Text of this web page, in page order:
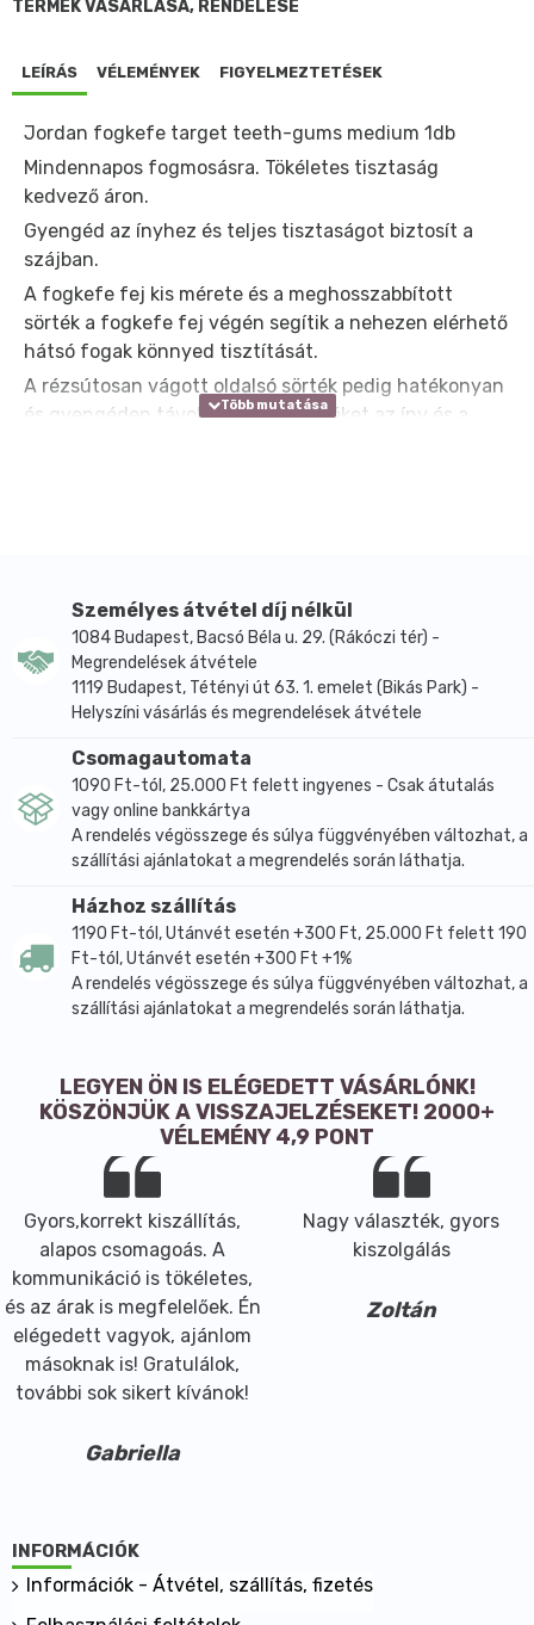
TERMÉK VÁSÁRLÁSA, RENDELÉSE
LEÍRÁS VÉLEMÉNYEK FIGYELMEZTETÉSEK
Jordan fogkefe target teeth-gums medium 1db
Mindennapos fogmosásra. Tökéletes tisztaság
kedvező áron.
Gyengéd az ínyhez és teljes tisztaságot biztosít a
szájban.
A fogkefe fej kis mérete és a meghosszabbított
sörték a fogkefe fej végén segítik a nehezen elérhető
hátsó fogak könnyed tisztítását.
A rézsútosan vágott oldalsó sörték pedig hatékonyan
és gyengéden távolítják el a lepedéket az íny és a
Személyes átvétel díj nélkül
1084 Budapest, Bacsó Béla u. 29. (Rákóczi tér) -
Megrendelések átvétele
1119 Budapest, Tétényi út 63. 1. emelet (Bikás Park) -
Helyszíni vásárlás és megrendelések átvétele
Csomagautomata
1090 Ft-tól, 25.000 Ft felett ingyenes - Csak átutalás
vagy online bankkártya
A rendelés végösszege és súlya függvényében változhat, a
szállítási ajánlatokat a megrendelés során láthatja.
Házhoz szállítás
1190 Ft-tól, Utánvét esetén +300 Ft, 25.000 Ft felett 190
Ft-tól, Utánvét esetén +300 Ft +1%
A rendelés végösszege és súlya függvényében változhat, a
szállítási ajánlatokat a megrendelés során láthatja.
LEGYEN ÖN IS ELÉGEDETT VÁSÁRLÓNK!
KÖSZÖNJÜK A VISSZAJELZÉSEKET! 2000+
VÉLEMÉNY 4,9 PONT
Gyors,korrekt kiszállítás,
alapos csomagoás. A
kommunikáció is tökéletes,
és az árak is megfelelőek. Én
elégedett vagyok, ajánlom
másoknak is! Gratulálok,
további sok sikert kívánok!
Gabriella
Nagy választék, gyors
kiszolgálás
Zoltán
INFORMÁCIÓK
Információk - Átvétel, szállítás, fizetés